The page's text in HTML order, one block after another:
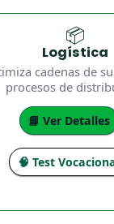
📦
Logística
cadenas de
procesos de
📘 Ver Detalles
🧠 Test